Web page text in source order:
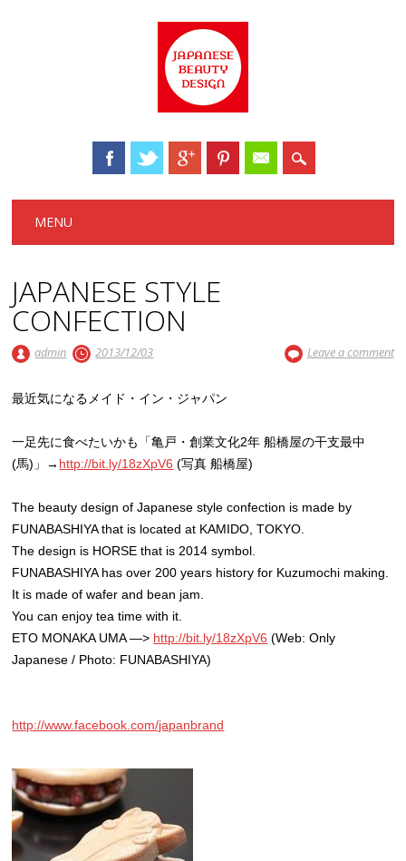
Main menu
MENU
JAPANESE STYLE
CONFECTION
admin 2013/12/03 Leave a comment
最近気になるメイド・イン・ジャパン
一足先に食べたいかも「亀戸・創業文化2年 船橋屋の干支最中
(馬)」→ http://bit.ly/18zXpV6 (写真 船橋屋)
The beauty design of Japanese style confection is made by
FUNABASHIYA that is located at KAMIDO, TOKYO.
The design is HORSE that is 2014 symbol.
FUNABASHIYA has over 200 years history for Kuzumochi making.
It is made of wafer and bean jam.
You can enjoy tea time with it.
ETO MONAKA UMA —> http://bit.ly/18zXpV6 (Web: Only
Japanese / Photo: FUNABASHIYA)
http://www.facebook.com/japanbrand